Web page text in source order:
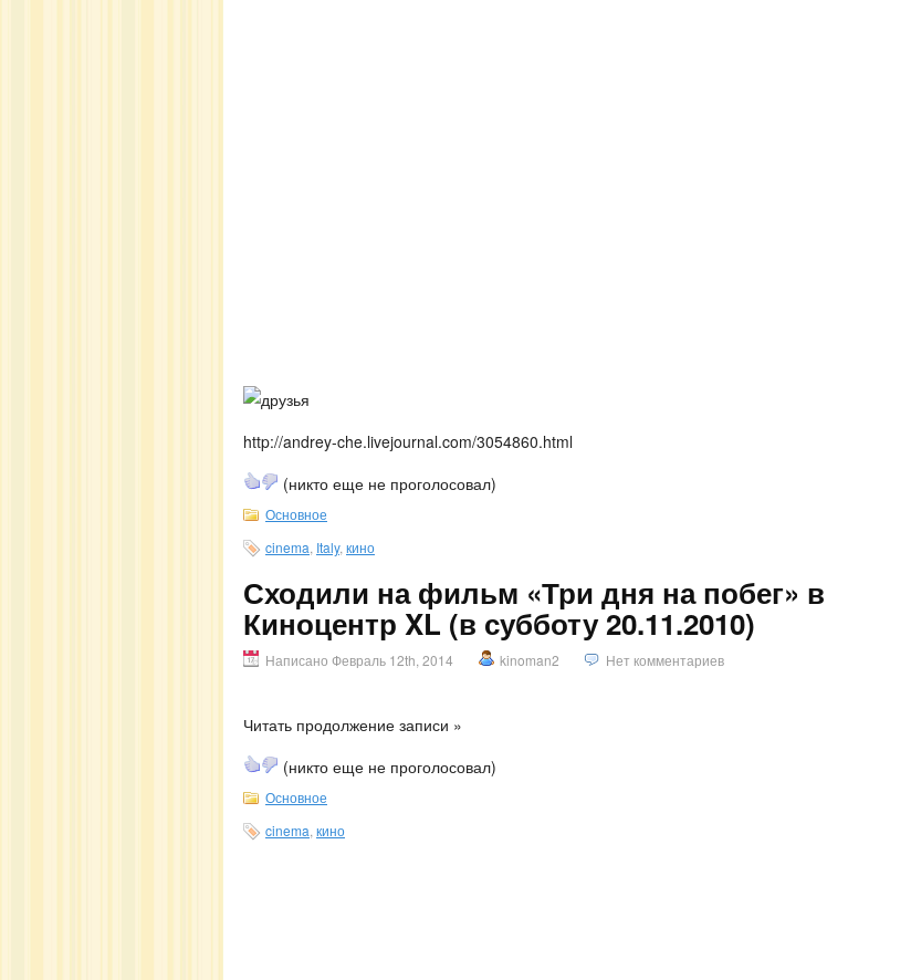
http://andrey-che.livejournal.com/3054860.html
(никто еще не проголосовал)
Основное
cinema Italy, кино
Сходили на фильм «Три дня на побег» в
Киноцентр XL (в субботу 20.11.2010)
Написано Февраль 12th, 2014 kinoman2 Нет комментариев
Читать продолжение записи »
(никто еще не проголосовал)
Основное
cinema кино